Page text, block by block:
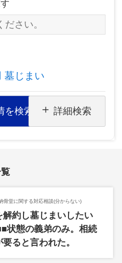
墓じまい
を検索 詳細検索
骨堂に関する対応相談(分からない)
約し墓じまいしたい
状態の義弟のみ。相続
ると言われた。